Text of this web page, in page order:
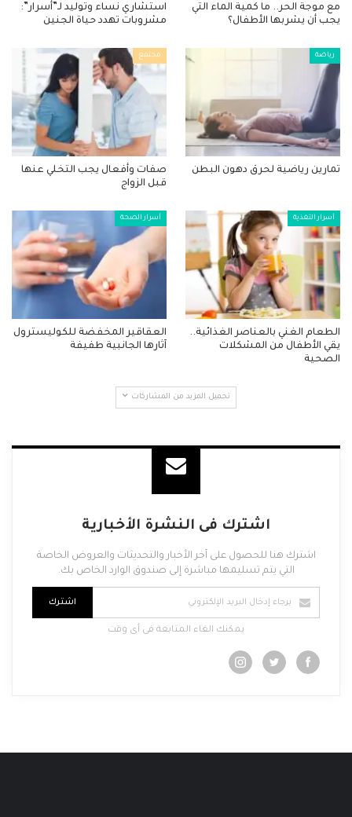
مع موجة الحر.. ما كمية الماء التي
يجب أن يشربها الأطفال؟
استشاري نساء وتوليد لـ”أسرار”:
مشروبات تهدد حياة الجنين
رياضة
تمارين رياضية لحرق دهون البطن
مجتمع
صفات وأفعال يجب التخلي عنها
قبل الزواج
أسرار التغذية
الطعام الغني بالعناصر الغذائية..
يقي الأطفال من المشكلات
الصحية
أسرار الصحة
العقاقير المخفضة للكوليسترول
آثارها الجانبية طفيفة
تحميل المزيد من المشاركات
اشترك فى النشرة الأخبارية
اشترك هنا للحصول على آخر الأخبار والتحديثات والعروض الخاصة
التي يتم تسليمها مباشرة إلى صندوق الوارد الخاص بك.
اشترك
يمكنك الغاء المتابعة فى أى وقت